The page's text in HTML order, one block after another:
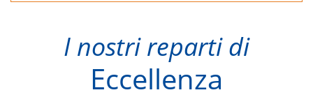
I nostri reparti di
Eccellenza